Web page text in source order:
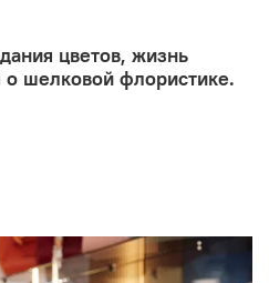
цветов, жизнь
шелковой флористике.